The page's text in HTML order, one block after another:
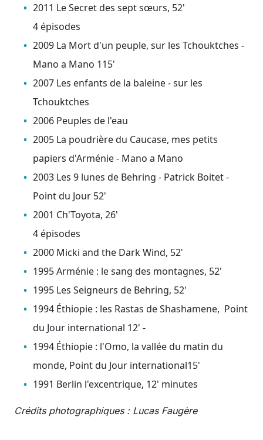
2011 Le Secret des sept sœurs, 52'
4 épisodes
2009 La Mort d'un peuple, sur les Tchouktches -
Mano a Mano 115'
2007 Les enfants de la baleine - sur les
Tchouktches
2006 Peuples de l'eau
2005 La poudrière du Caucase, mes petits
papiers d'Arménie - Mano a Mano
2003 Les 9 lunes de Behring - Patrick Boitet -
Point du Jour 52'
2001 Ch'Toyota, 26'
4 épisodes
2000 Micki and the Dark Wind, 52'
1995 Arménie : le sang des montagnes, 52'
1995 Les Seigneurs de Behring, 52'
1994 Éthiopie : les Rastas de Shashamene, Point
du Jour international 12' -
1994 Éthiopie : l'Omo, la vallée du matin du
monde, Point du Jour international15'
1991 Berlin l'excentrique, 12' minutes
Crédits photographiques : Lucas Faugère